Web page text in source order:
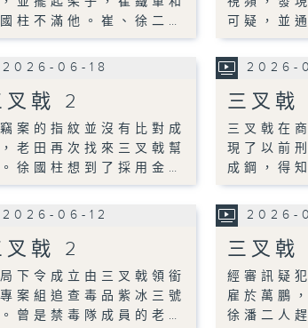
柱不滿他。崔、徐二…
可疑，並
2026-06-18
叉戟 2
案的指紋並沒有比對成
老田再次找來三叉戟幫
徐國柱想到了採用金…
2026-
三叉戟
三叉戟在
現了以前
成鋼，得
2026-06-12
叉戟 2
下令成立由三叉戟領銜
案組追查毒品紫冰三號
曾是禁毒隊成員的老…
2026-
三叉戟
經審訊疑
雇於萬鵬
徐潘二人